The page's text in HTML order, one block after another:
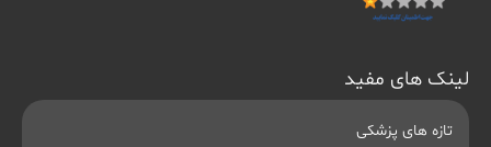
لینک های مفید
تازه های پزشکی